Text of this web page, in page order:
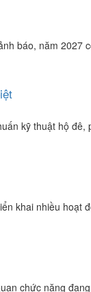
báo, năm 2027
kỹ thuật hộ
khai nhiều hoạt
chức năng